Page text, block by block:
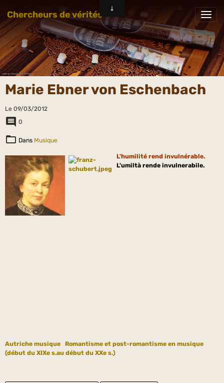
Chercheurs de vérités
Marie Ebner von Eschenbach
Le 09/03/2012
0
Dans Musique
L'humilité rend invulnérable.
L'umiltà rende invulnerabile.
Autriche musique
Romantisme et post-romantisme en musique
(début du XIXe s.au début du XXe s.)